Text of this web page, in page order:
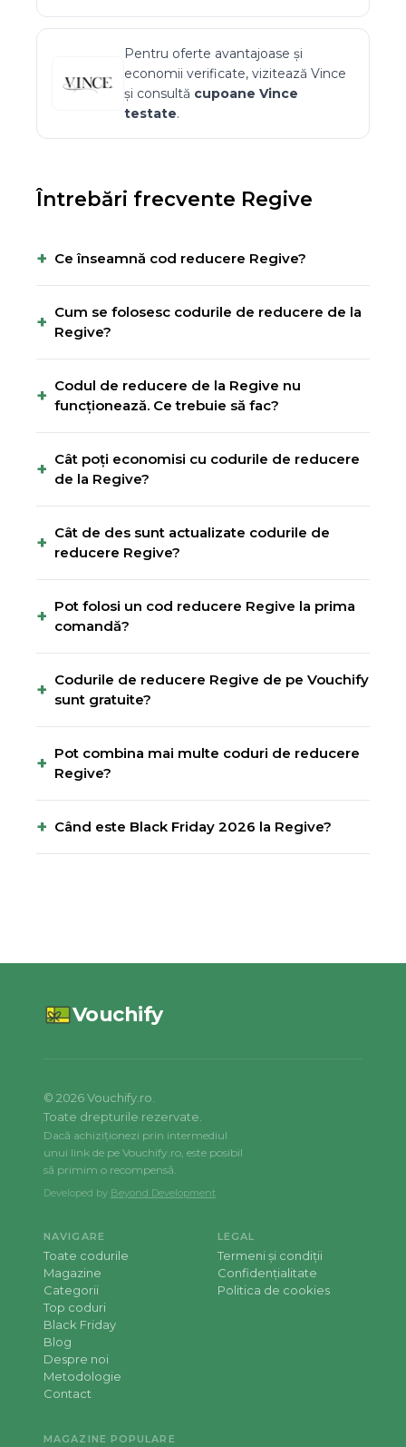
Pentru oferte avantajoase și
economii verificate, vizitează Vince
și consultă cupoane Vince
testate.
Întrebări frecvente Regive
+ Ce înseamnă cod reducere Regive?
+ Cum se folosesc codurile de reducere de la
Regive?
+ Codul de reducere de la Regive nu
funcționează. Ce trebuie să fac?
+ Cât poți economisi cu codurile de reducere
de la Regive?
+ Cât de des sunt actualizate codurile de
reducere Regive?
+ Pot folosi un cod reducere Regive la prima
comandă?
+ Codurile de reducere Regive de pe Vouchify
sunt gratuite?
+ Pot combina mai multe coduri de reducere
Regive?
+ Când este Black Friday 2026 la Regive?
Vouchify
© 2026Vouchify.ro.
Toate drepturile rezervate.
Dacă achiziționezi prin intermediul
unui link de pe Vouchify.ro, este posibil
să primim o recompensă.
Developed by Beyond Development
NAVIGARE
Toate codurile
Magazine
Categorii
Top coduri
Black Friday
Blog
Despre noi
Metodologie
Contact
LEGAL
Termeni și condiții
Confidențialitate
Politica de cookies
MAGAZINE POPULARE